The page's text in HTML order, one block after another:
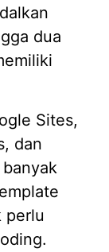
dua
Sites,
dan
perlu